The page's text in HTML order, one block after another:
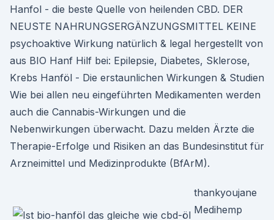
Hanfol - die beste Quelle von heilenden CBD. DER
NEUSTE NAHRUNGSERGÄNZUNGSMITTEL KEINE
psychoaktive Wirkung natürlich & legal hergestellt von
aus BIO Hanf Hilf bei: Epilepsie, Diabetes, Sklerose,
Krebs Hanföl - Die erstaunlichen Wirkungen & Studien
Wie bei allen neu eingeführten Medikamenten werden
auch die Cannabis-Wirkungen und die
Nebenwirkungen überwacht. Dazu melden Ärzte die
Therapie-Erfolge und Risiken an das Bundesinstitut für
Arzneimittel und Medizinprodukte (BfArM).
thankyoujane
Medihemp